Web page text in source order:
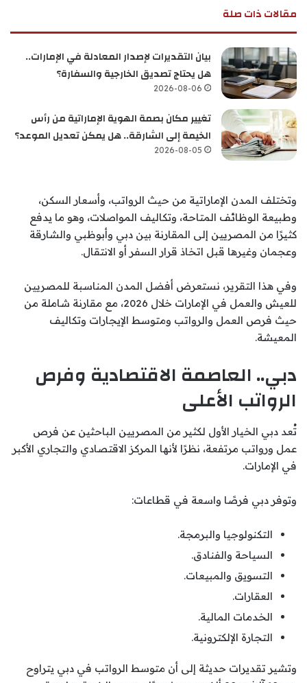
مقالات ذات صلة
بيان التقديرات لإصدار المعادلة في الإمارات..
هل يحتاج تصديق الخارجية والسفارة؟
2026-08-06
تغيير مكان بصمة الهوية الإماراتية من رأس
الخيمة إلى الشارقة.. هل يمكن تعديل الموعد؟
2026-08-05
وتختلف المدن الإماراتية من حيث الرواتب، وأسعار السكن،
وطبيعة الوظائف المتاحة، وتكاليف المواصلات، وهو ما يدفع
كثيرًا من المصريين إلى المقارنة بين دبي وأبوظبي والشارقة
وعجمان وغيرها قبل اتخاذ قرار السفر أو الانتقال.
وفي هذا التقرير، نستعرض أفضل المدن المناسبة للمصريين
للعيش والعمل في الإمارات خلال 2026، مع مقارنة شاملة من
حيث فرص العمل والرواتب ومتوسط الإيجارات وتكاليف
المعيشة.
دبي.. العاصمة الاقتصادية وفرص
الرواتب الأعلى
تُعد دبي الخيار الأول لكثير من المصريين الباحثين عن فرص
عمل ورواتب مرتفعة، نظرًا لأنها المركز الاقتصادي والتجاري الأكبر
في الإمارات.
وتوفر دبي فرصًا واسعة في قطاعات:
التكنولوجيا والبرمجة.
السياحة والفنادق.
التسويق والمبيعات.
العقارات.
الخدمات المالية.
التجارة الإلكترونية.
وتشير تقديرات حديثة إلى أن متوسط الرواتب في دبي يتراوح